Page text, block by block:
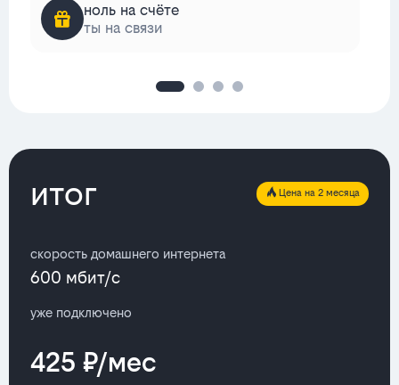
ноль на счёте
ты на связи
итог Цена на 2 месяца
скорость домашнего интернета
600 мбит/с
уже подключено
425 ₽/мес